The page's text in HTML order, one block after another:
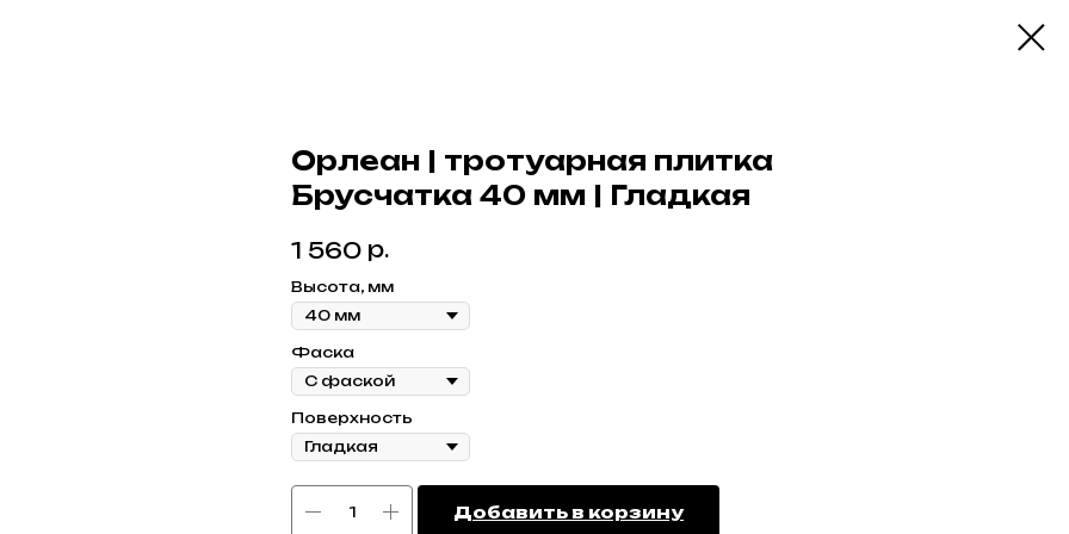
Орлеан | тротуарная плитка
Брусчатка 40 мм | Гладкая
1 560 р.
Высота, мм
Фаска
Поверхность
Добавить в корзину